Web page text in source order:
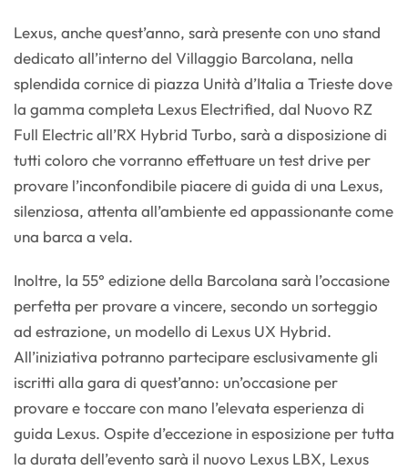
Lexus, anche quest’anno, sarà presente con uno stand
dedicato all’interno del Villaggio Barcolana, nella
splendida cornice di piazza Unità d’Italia a Trieste dove
la gamma completa Lexus Electrified, dal Nuovo RZ
Full Electric all’RX Hybrid Turbo, sarà a disposizione di
tutti coloro che vorranno effettuare un test drive per
provare l’inconfondibile piacere di guida di una Lexus,
silenziosa, attenta all’ambiente ed appassionante come
una barca a vela.
Inoltre, la 55° edizione della Barcolana sarà l’occasione
perfetta per provare a vincere, secondo un sorteggio
ad estrazione, un modello di Lexus UX Hybrid.
All’iniziativa potranno partecipare esclusivamente gli
iscritti alla gara di quest’anno: un’occasione per
provare e toccare con mano l’elevata esperienza di
guida Lexus. Ospite d’eccezione in esposizione per tutta
la durata dell’evento sarà il nuovo Lexus LBX, Lexus